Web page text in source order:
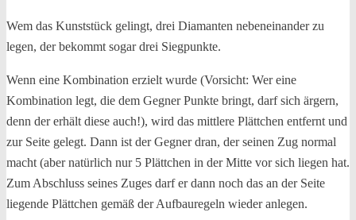
Wem das Kunststück gelingt, drei Diamanten nebeneinander zu
legen, der bekommt sogar drei Siegpunkte.
Wenn eine Kombination erzielt wurde (Vorsicht: Wer eine
Kombination legt, die dem Gegner Punkte bringt, darf sich ärgern,
denn der erhält diese auch!), wird das mittlere Plättchen entfernt und
zur Seite gelegt. Dann ist der Gegner dran, der seinen Zug normal
macht (aber natürlich nur 5 Plättchen in der Mitte vor sich liegen hat.
Zum Abschluss seines Zuges darf er dann noch das an der Seite
liegende Plättchen gemäß der Aufbauregeln wieder anlegen.